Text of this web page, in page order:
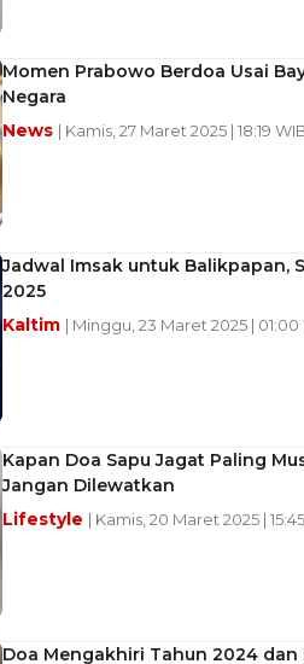
Momen Prabowo Berdoa Usai
Negara
News | Kamis, 27 Maret 2025 | 18:19
Jadwal Imsak untuk Balikpapan,
2025
Kaltim | Minggu, 23 Maret 2025 | 01:00
Kapan Doa Sapu Jagat Paling
Jangan Dilewatkan
Lifestyle | Kamis, 20 Maret 2025 |
Doa Mengakhiri Tahun 2024 dan